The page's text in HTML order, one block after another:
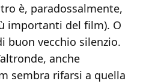
è, paradossalmente,
importanti del film). O
buon vecchio silenzio.
anche
sembra rifarsi a quella